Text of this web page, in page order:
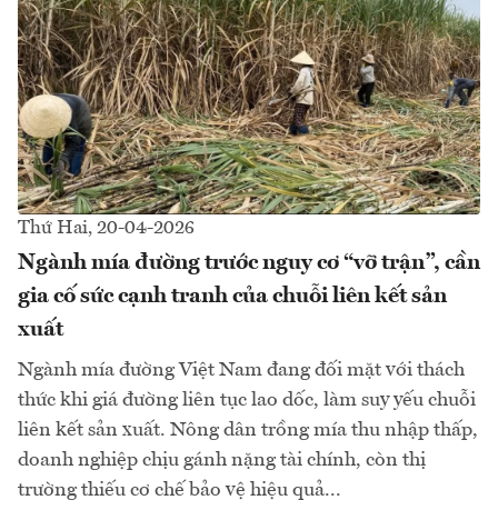
Thứ Hai, 20-04-2026
Ngành mía đường trước nguy cơ “vỡ trận”, cần
gia cố sức cạnh tranh của chuỗi liên kết sản
xuất
Ngành mía đường Việt Nam đang đối mặt với thách
thức khi giá đường liên tục lao dốc, làm suy yếu chuỗi
liên kết sản xuất. Nông dân trồng mía thu nhập thấp,
doanh nghiệp chịu gánh nặng tài chính, còn thị
trường thiếu cơ chế bảo vệ hiệu quả...